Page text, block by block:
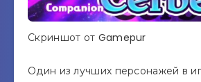
Скриншот от Gamepur
Один из лучших персонажей в